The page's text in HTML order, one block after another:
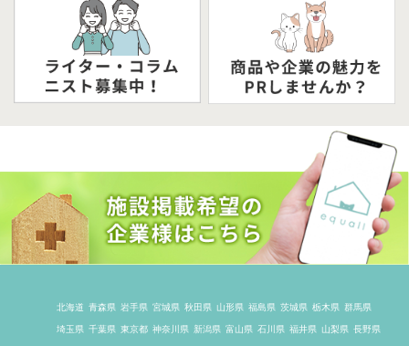
北海道 青森県 岩手県 宮城県 秋田県 山形県 福島県 茨城県 栃木県 群馬県
埼玉県 千葉県 東京都 神奈川県 新潟県 富山県 石川県 福井県 山梨県 長野県